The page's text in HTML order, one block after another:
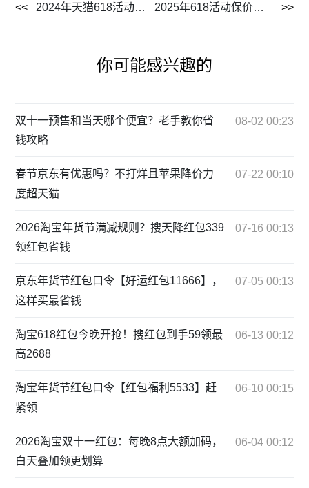
2024年天猫618活动来袭！含满减攻略及红包领取方法 2025年618活动保价多少天？淘宝天猫京东618购买攻略来啦
你可能感兴趣的
双十一预售和当天哪个便宜？老手教你省
钱攻略
08-02 00:23
春节京东有优惠吗？不打烊且苹果降价力
度超天猫
07-22 00:10
2026淘宝年货节满减规则？搜天降红包339
领红包省钱
07-16 00:13
京东年货节红包口令【好运红包11666】，
这样买最省钱
07-05 00:13
淘宝618红包今晚开抢！搜红包到手59领最
高2688
06-13 00:12
淘宝年货节红包口令【红包福利5533】赶
紧领
06-10 00:15
2026淘宝双十一红包：每晚8点大额加码，
白天叠加领更划算
06-04 00:12